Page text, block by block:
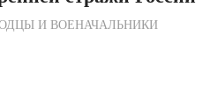
по Редакции
И ВОЕНАЧАЛЬНИКИ